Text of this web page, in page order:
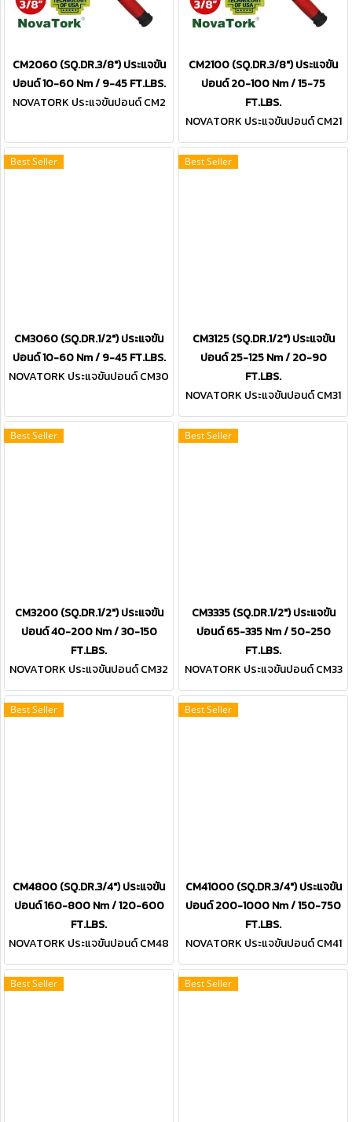
CM2060 (SQ.DR.3/8") ประแจขัน
ปอนด์ 10-60 Nm / 9-45 FT.LBS.
NOVATORK ประแจขันปอนด์ CM2
CM2100 (SQ.DR.3/8") ประแจขัน
ปอนด์ 20-100 Nm / 15-75
FT.LBS.
NOVATORK ประแจขันปอนด์ CM21
Best Seller
CM3060 (SQ.DR.1/2") ประแจขัน
ปอนด์ 10-60 Nm / 9-45 FT.LBS.
NOVATORK ประแจขันปอนด์ CM30
Best Seller
CM3125 (SQ.DR.1/2") ประแจขัน
ปอนด์ 25-125 Nm / 20-90
FT.LBS.
NOVATORK ประแจขันปอนด์ CM31
Best Seller
CM3200 (SQ.DR.1/2") ประแจขัน
ปอนด์ 40-200 Nm / 30-150
FT.LBS.
NOVATORK ประแจขันปอนด์ CM32
Best Seller
CM3335 (SQ.DR.1/2") ประแจขัน
ปอนด์ 65-335 Nm / 50-250
FT.LBS.
NOVATORK ประแจขันปอนด์ CM33
Best Seller
CM4800 (SQ.DR.3/4") ประแจขัน
ปอนด์ 160-800 Nm / 120-600
FT.LBS.
NOVATORK ประแจขันปอนด์ CM48
Best Seller
CM41000 (SQ.DR.3/4") ประแจขัน
ปอนด์ 200-1000 Nm / 150-750
FT.LBS.
NOVATORK ประแจขันปอนด์ CM41
Best Seller Best Seller